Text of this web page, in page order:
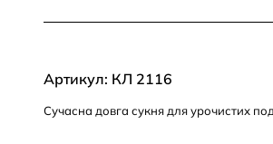
Артикул: КЛ 2116
Сучасна довга сукня для урочистих